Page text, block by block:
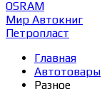
OSRAM
Мир Автокниг
Петропласт
Главная
Автотовары
Разное